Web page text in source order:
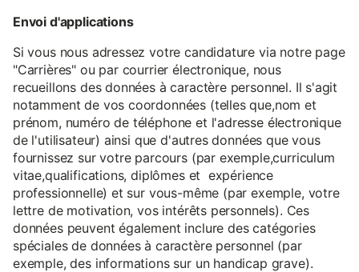
Envoi d'applications
Si vous nous adressez votre candidature via notre page
"Carrières" ou par courrier électronique, nous
recueillons des données à caractère personnel. Il s'agit
notamment de vos coordonnées (telles que,nom et
prénom, numéro de téléphone et l'adresse électronique
de l'utilisateur) ainsi que d'autres données que vous
fournissez sur votre parcours (par exemple,curriculum
vitae,qualifications, diplômes et expérience
professionnelle) et sur vous-même (par exemple, votre
lettre de motivation, vos intérêts personnels). Ces
données peuvent également inclure des catégories
spéciales de données à caractère personnel (par
exemple, des informations sur un handicap grave).